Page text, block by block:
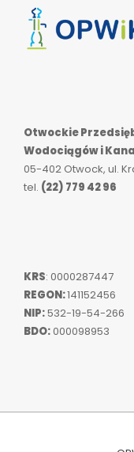
Otwockie
Wodociągów i
05-402 Otwock, ul.
tel. (22) 779 42 96
KRS: 0000287447
REGON:141152456
NIP:532-19-54-266
BDO:000098953